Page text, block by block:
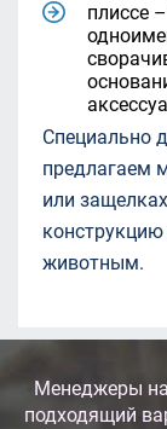
плиссе
Специально
предлагаем
или
животным.
Менеджеры
подходящий